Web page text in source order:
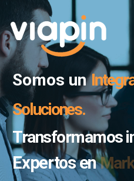
Somos un
Soluciones.
Transformamos
Expertos en